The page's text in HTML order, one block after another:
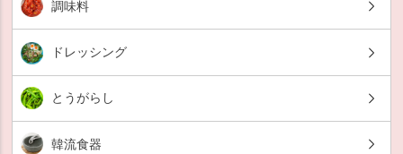
調味料
ドレッシング
とうがらし
韓流食器